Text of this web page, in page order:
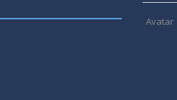
Avatar